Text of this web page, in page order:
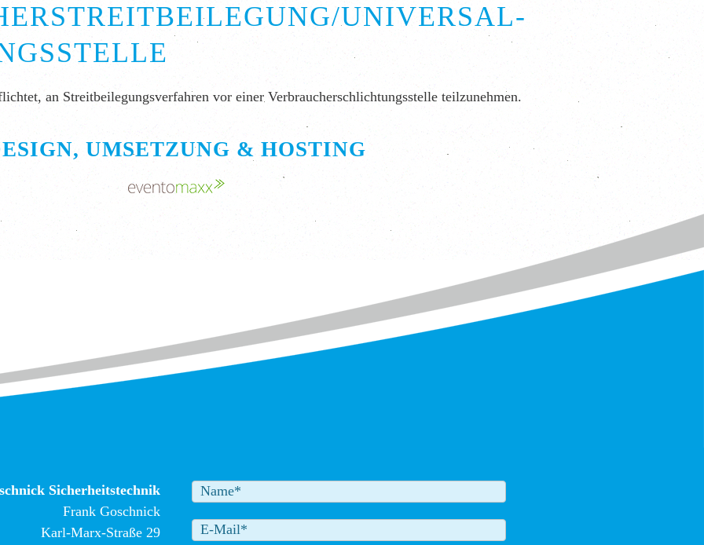
UNIVERSAL­
an Streitbeilegungsverfahren vor einer Verbraucherschlichtungsstelle teilzunehmen.
UMSETZUNG & HOSTING
Sicherheitstechnik
Frank Goschnick
Karl-Marx-Straße 29